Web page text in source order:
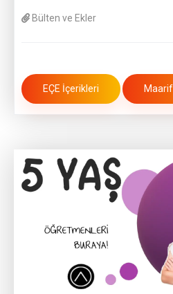
Bülten ve Ekler
EÇE İçerikleri